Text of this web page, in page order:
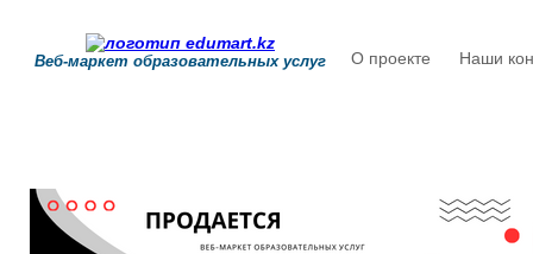
Веб-маркет образовательных услуг О проекте Наши